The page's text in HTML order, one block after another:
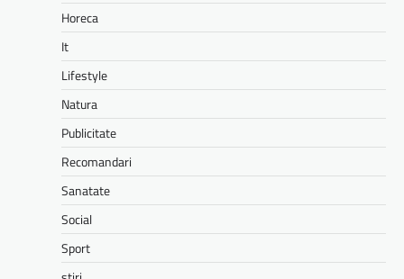
Horeca
It
Lifestyle
Natura
Publicitate
Recomandari
Sanatate
Social
Sport